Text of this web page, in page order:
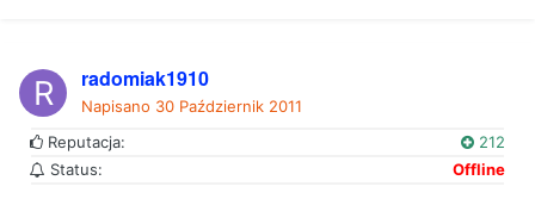
radomiak1910
Napisano 30 Październik 2011
Reputacja:
212
Status:
Offline